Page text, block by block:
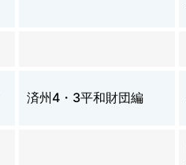
済州4・3平和財団編